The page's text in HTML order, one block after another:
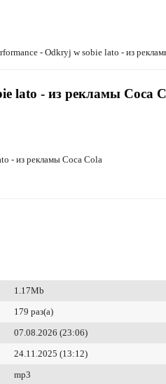
- Odkryj w sobie lato - из
lato - из рекламы Coca
- из рекламы Coca Cola
1.17Mb
179 раз(а)
07.08.2026 (23:06)
24.11.2025 (13:12)
mp3